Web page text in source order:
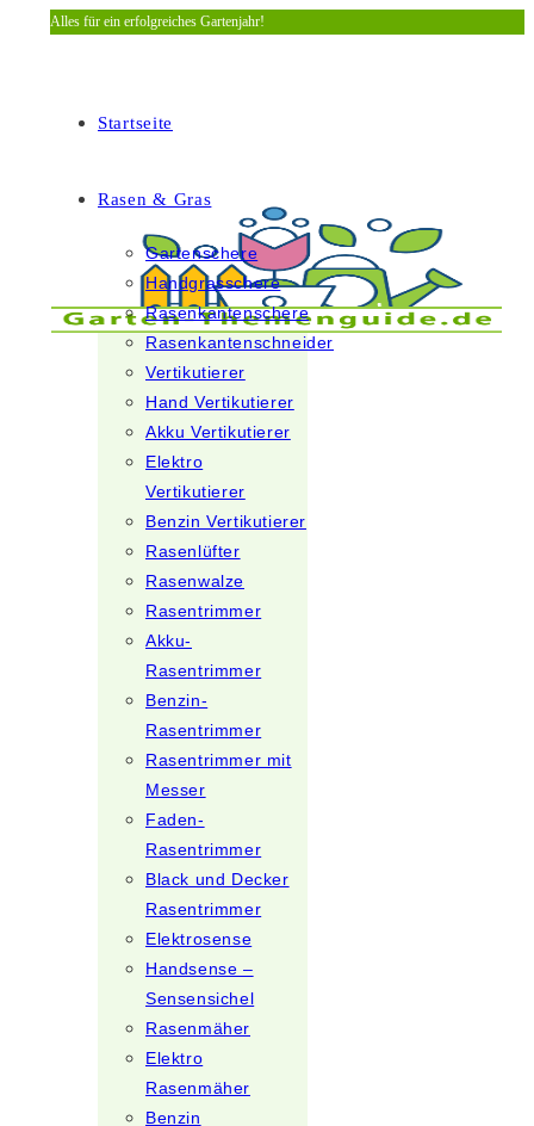
Zum
Alles für ein erfolgreiches Gartenjahr!
Startseite
Rasen & Gras
Gartenschere
Handgrasschere
Rasenkantenschere
Rasenkantenschneider
Vertikutierer
Hand Vertikutierer
Akku Vertikutierer
Elektro
Vertikutierer
Benzin Vertikutierer
Rasenlüfter
Rasenwalze
Rasentrimmer
Akku-
Rasentrimmer
Benzin-
Rasentrimmer
Rasentrimmer mit
Messer
Faden-
Rasentrimmer
Black und Decker
Rasentrimmer
Elektrosense
Handsense –
Sensensichel
Rasenmäher
Elektro
Rasenmäher
Benzin